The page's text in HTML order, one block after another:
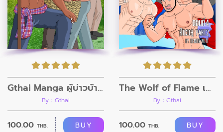
Gthai Manga ผู้บ่าวบ้านนา ตอนที่1
By : Gthai
100.00 THB. BUY
The Wolf of Flame เมื่อผมรวมร่างกับหมาป่าอัคคี ตอนที่4
By : Gthai
100.00 THB. BUY